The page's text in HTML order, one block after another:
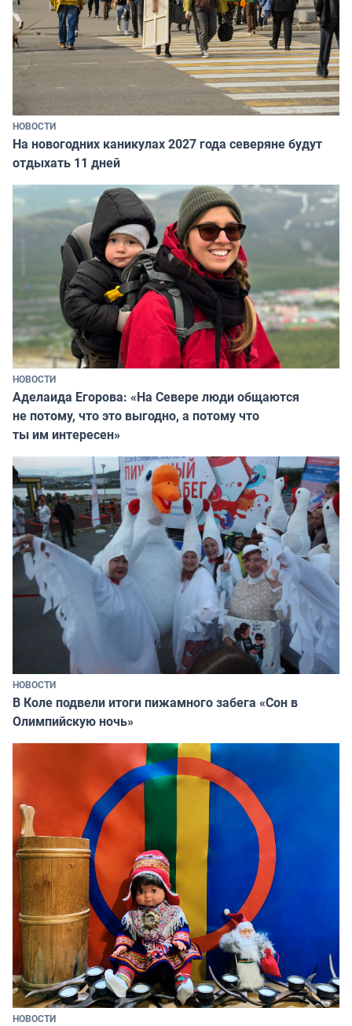
НОВОСТИ
На новогодних каникулах 2027 года северяне будут
отдыхать 11 дней
НОВОСТИ
Аделаида Егорова: «На Севере люди общаются
не потому, что это выгодно, а потому что
ты им интересен»
НОВОСТИ
В Коле подвели итоги пижамного забега «Сон в
Олимпийскую ночь»
НОВОСТИ